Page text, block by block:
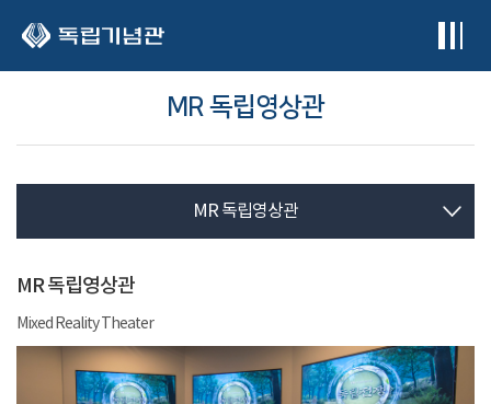
MR 독립영상관
MR 독립영상관
MR 독립영상관
Mixed Reality Theater